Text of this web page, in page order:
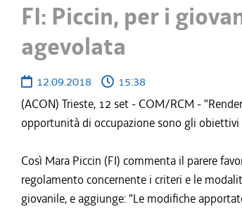
FI: Piccin, per i
agevolata
12.09.2018
15:38
(ACON) Trieste, 12 set - COM/RCM -
opportunità di occupazione sono gli
Così Mara Piccin (FI) commenta il parere
regolamento concernente i criteri e le
giovanile, e aggiunge: "Le modifiche